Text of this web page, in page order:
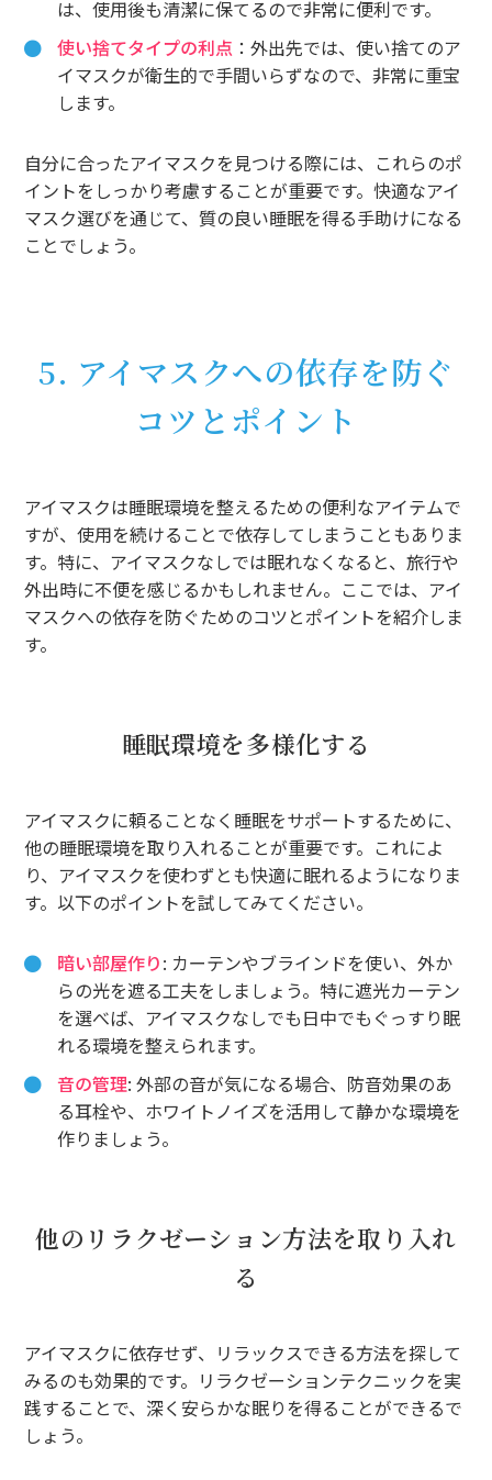
は、使用後も清潔に保てるので非常に便利です。
使い捨てタイプの利点 ：外出先では、使い捨てのア
イマスクが衛生的で手間いらずなので、非常に重宝
します。
自分に合ったアイマスクを見つける際には、これらのポ
イントをしっかり考慮することが重要です。快適なアイ
マスク選びを通じて、質の良い睡眠を得る手助けになる
ことでしょう。
5. アイマスクへの依存を防ぐ
コツとポイント
アイマスクは睡眠環境を整えるための便利なアイテムで
すが、使用を続けることで依存してしまうこともありま
す。特に、アイマスクなしでは眠れなくなると、旅行や
外出時に不便を感じるかもしれません。ここでは、アイ
マスクへの依存を防ぐためのコツとポイントを紹介しま
す。
睡眠環境を多様化する
アイマスクに頼ることなく睡眠をサポートするために、
他の睡眠環境を取り入れることが重要です。これによ
り、アイマスクを使わずとも快適に眠れるようになりま
す。以下のポイントを試してみてください。
暗い部屋作り: カーテンやブラインドを使い、外か
らの光を遮る工夫をしましょう。特に遮光カーテン
を選べば、アイマスクなしでも日中でもぐっすり眠
れる環境を整えられます。
音の管理: 外部の音が気になる場合、防音効果のあ
る耳栓や、ホワイトノイズを活用して静かな環境を
作りましょう。
他のリラクゼーション方法を取り入れ
る
アイマスクに依存せず、リラックスできる方法を探して
みるのも効果的です。リラクゼーションテクニックを実
践することで、深く安らかな眠りを得ることができるで
しょう。